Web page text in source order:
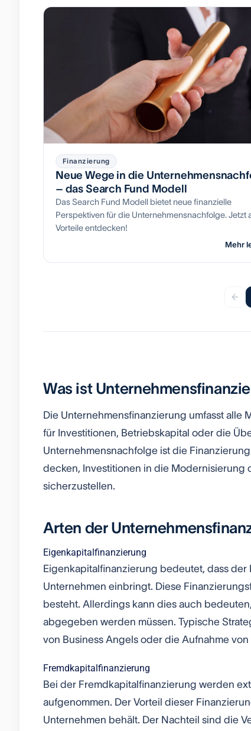
Finanzierung
Neue Wege in die
– das Search Fund Modell
Das Search Fund Modell bietet neue finanzielle
Perspektiven für die Unternehmensnachfolge. Jetzt
Vorteile entdecken!
Mehr
Was ist
Die Unternehmensfinanzierung umfasst alle
für Investitionen, Betriebskapital oder die
Unternehmensnachfolge ist die
decken, Investitionen in die Modernisierung
sicherzustellen.
Arten der
Eigenkapitalfinanzierung
Eigenkapitalfinanzierung bedeutet, dass
Unternehmen einbringt. Diese
besteht. Allerdings kann dies auch
abgegeben werden müssen. Typische
von Business Angels oder die Aufnahme
Fremdkapitalfinanzierung
Bei der Fremdkapitalfinanzierung werden
aufgenommen. Der Vorteil dieser
Unternehmen behält. Der Nachteil sind die